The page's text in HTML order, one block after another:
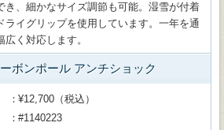
き、細かなサイズ調節も可能。湿雪が付着
ライグリップを使用しています。一年を通
く対応します。
ボンポール アンチショック
¥12,700（税込）
#1140223